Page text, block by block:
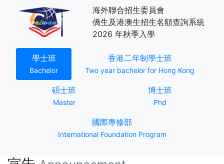
海外聯合招生委員會
僑生及港澳生招生名額查詢系統
2026 年秋季入學
學士班(current)
Bachelor
香港二年制學士班(current)
Two year bachelor for Hong Kong
碩士班
Master
博士班
Phd
國際專修部
International Foundation Program